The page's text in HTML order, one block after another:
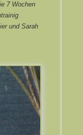
7 Wochen
und Sarah